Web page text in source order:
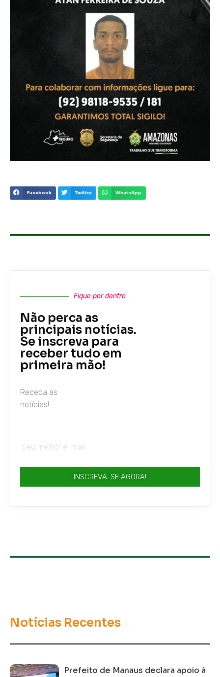
Facebook Twitter WhatsApp
Fique por dentro
Não perca as
principais notícias.
Se inscreva para
receber tudo em
primeira mão!
Receba as
notícias!
INSCREVA-SE AGORA!
Notícias Recentes
Prefeito de Manaus declara apoio à